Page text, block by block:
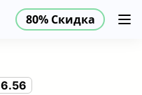
80% Скидка
80% СкидкаRU
6.56